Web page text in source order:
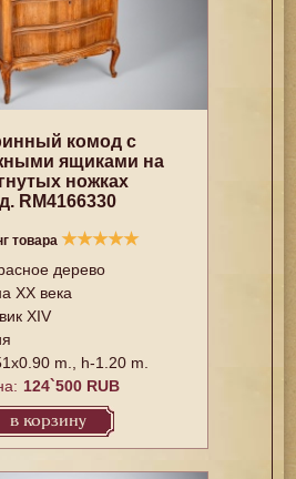
комод с
ящиками на
ножках
RM4166330
товара ★★★★★
дерево
XX векa
XIV
m., h-1.20 m.
124`500 RUB
в корзину